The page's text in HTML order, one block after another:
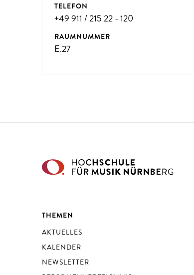
TELEFON
+49 911 / 215 22 - 120
RAUMNUMMER
E.27
THEMEN
AKTUELLES
KALENDER
NEWSLETTER